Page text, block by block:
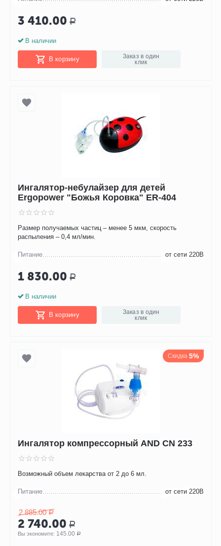
3 410.00 Р
В наличии
В корзину
Заказ в один
клик
Ингалятор-небулайзер для детей
Ergopower "Божья Коровка" ER-404
Размер получаемых частиц – менее 5 мкм, скорость
распыления – 0,4 мл/мин.
Питание от сети 220В
1 830.00 Р
В наличии
В корзину
Заказ в один
клик
Скидка 5%
Ингалятор компрессорный AND CN 233
Возможный объем лекарства от 2 до 6 мл.
Питание от сети 220В
2 885.00 Р
2 740.00 Р
Вы экономите: 145.00 Р